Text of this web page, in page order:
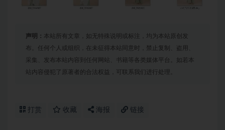
声明： 本站所有文章，如无特殊说明或标注，均为本站原创发
布。任何个人或组织，在未征得本站同意时，禁止复制、盗用、
采集、发布本站内容到任何网站、书籍等各类媒体平台。如若本
站内容侵犯了原著者的合法权益，可联系我们进行处理。
打赏 收藏 海报 链接